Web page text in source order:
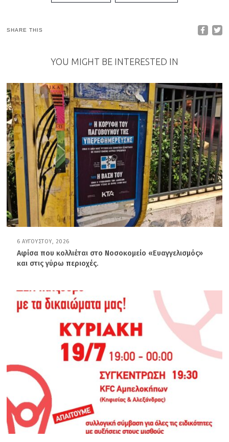
SHARE THIS
YOU MIGHT BE INTERESTED IN
6 ΑΥΓΟΎΣΤΟΥ, 2026
Α
Υ
Γ
Τ
Ο
Υ
2
0
6
Αφίσα που κολλιέται στο Νοσοκομείο «Ευαγγελισμός»
και στις γύρω περιοχές.